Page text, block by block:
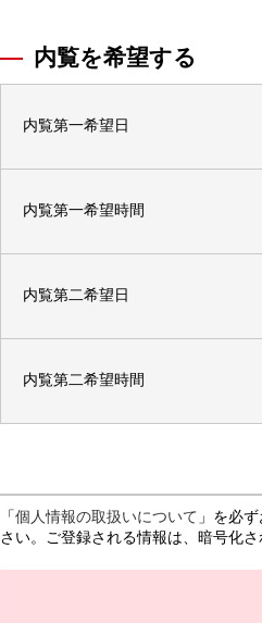
内覧を希望する
内覧第一希望日
内覧第一希望時間
内覧第二希望日
内覧第二希望時間
「個人情報の取扱いについて 」を必
さい。ご登録される情報は、暗号化